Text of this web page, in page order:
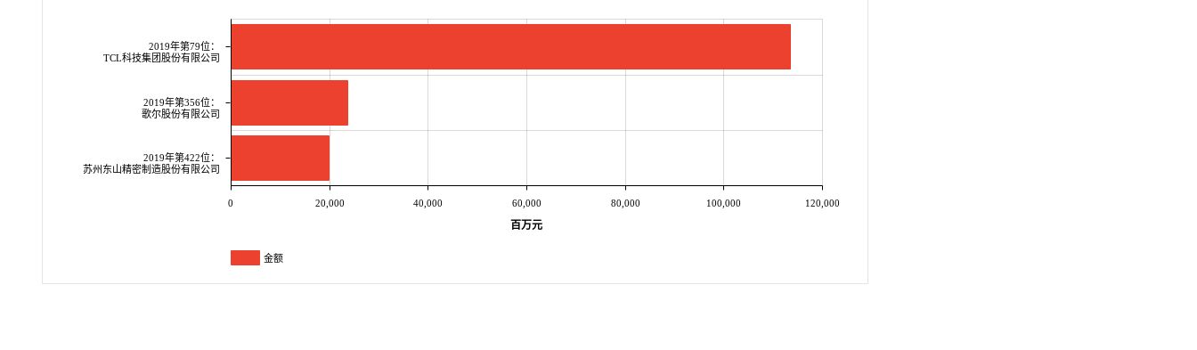
2019年第79位：
TCL科技集团股份有限公司
2019年第356位：
歌尔股份有限公司
2019年第422位：
苏州东山精密制造股份有限公司
0 20,000 40,000 60,000 80,000 100,000 120,000
百万元
金额